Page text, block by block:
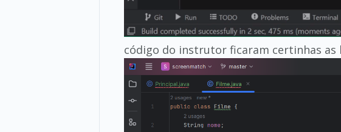
código do instrutor ficaram certinhas as